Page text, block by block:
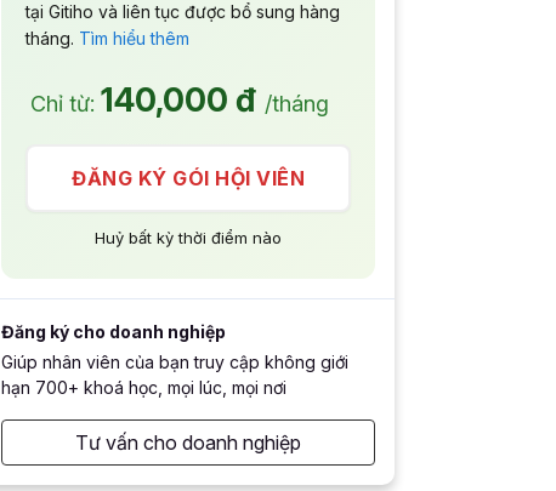
tại Gitiho và liên tục được bổ sung hàng
tháng. Tìm hiểu thêm
Chỉ từ: 140,000 đ /tháng
ĐĂNG KÝ GÓI HỘI VIÊN
Huỷ bất kỳ thời điểm nào
Đăng ký cho doanh nghiệp
Giúp nhân viên của bạn truy cập không giới
hạn 700+ khoá học, mọi lúc, mọi nơi
Tư vấn cho doanh nghiệp